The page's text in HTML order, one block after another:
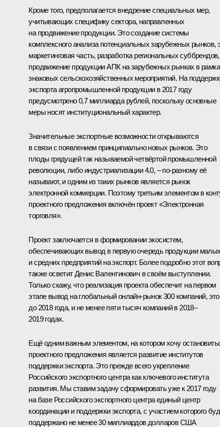
Кроме того, предполагается внедрение специальных мер,
учитывающих специфику сектора, направленных
на продвижение продукции. Это создание системы
комплексного анализа потенциальных зарубежных рынков,
маркетинговая часть, разработка региональных суббрендов,
продвижение продукции АПК на зарубежных рынках в
знаковых сельскохозяйственных мероприятий. На
экспорта агропромышленной продукции в 2017 году
предусмотрено 0,7 миллиарда рублей, поскольку основные
меры носят институциональный характер.
Значительные экспортные возможности открываются
в связи с появлением принципиально новых рынков. Это
плоды грядущей так называемой четвёртой промышленной
революции, либо индустриализации 4.0, – по‑разному её
называют, и одним из таких рынков является рынок
электронной коммерции. Поэтому третьим элементом в
проектного предложения включён проект «Электронная
торговля».
Проект заключается в формировании экосистем,
обеспечивающих вывод в первую очередь продукции
и средних предприятий на экспорт. Более подробно этот
также осветит Денис Валентинович в своём выступлении.
Только скажу, что реализация проекта обеспечит на первом
этапе вывод на глобальный онлайн-рынок 300 компаний, это
до 2018 года, и не менее пяти тысяч компаний в 2018–
2019 годах.
Ещё одним важным элементом, на котором хочу
проектного предложения является развитие институтов
поддержки экспорта. Это прежде всего укрепление
Российского экспортного центра как ключевого института
развития. Мы ставим задачу сформировать уже к 2017 году
на базе Российского экспортного центра единый центр
координации и поддержки экспорта, с участием которого
поддержано не менее 30 миллиардов долларов США